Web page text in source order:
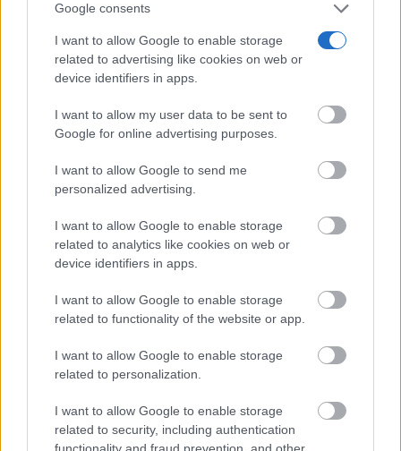
Google consents
I want to allow Google to enable storage
related to advertising like cookies on web or
device identifiers in apps.
I want to allow my user data to be sent to
Google for online advertising purposes.
I want to allow Google to send me
personalized advertising.
I want to allow Google to enable storage
related to analytics like cookies on web or
device identifiers in apps.
I want to allow Google to enable storage
related to functionality of the website or app.
I want to allow Google to enable storage
related to personalization.
I want to allow Google to enable storage
related to security, including authentication
functionality and fraud prevention, and other
Argamasilla de Alba refuerza su
apuesta por el turismo
astronómico con la instalación
de la placa de Destino Turístico
Starlight
La mercancía del poder y la
05/08/2026
Nuevas oportunidades laborales
en Tomelloso para logopedia,
05/08/2026
Atocha estrena 1.357 plazas de
aparcamiento con un innovador
05/08/2026